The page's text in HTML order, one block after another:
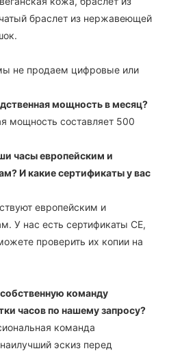
браслет из нержавеющей
не продаем цифровые или
мощность в месяц?
мощность составляет 500
часы европейским и
И какие сертификаты у вас
европейским и
У нас есть сертификаты CE,
проверить их копии на
команду
часов по нашему запросу?
команда
эскиз перед